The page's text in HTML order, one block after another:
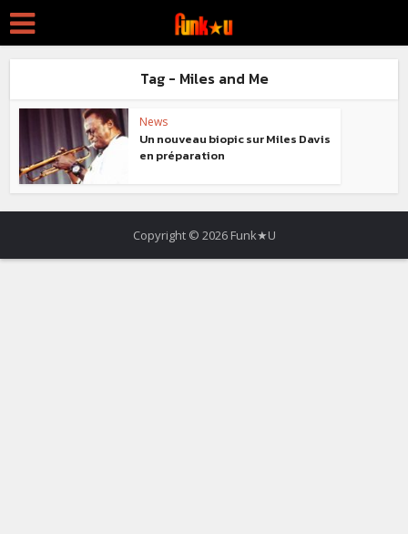
Tag - Miles and Me
News
Un nouveau biopic sur Miles Davis
en préparation
Copyright © 2026 Funk★U